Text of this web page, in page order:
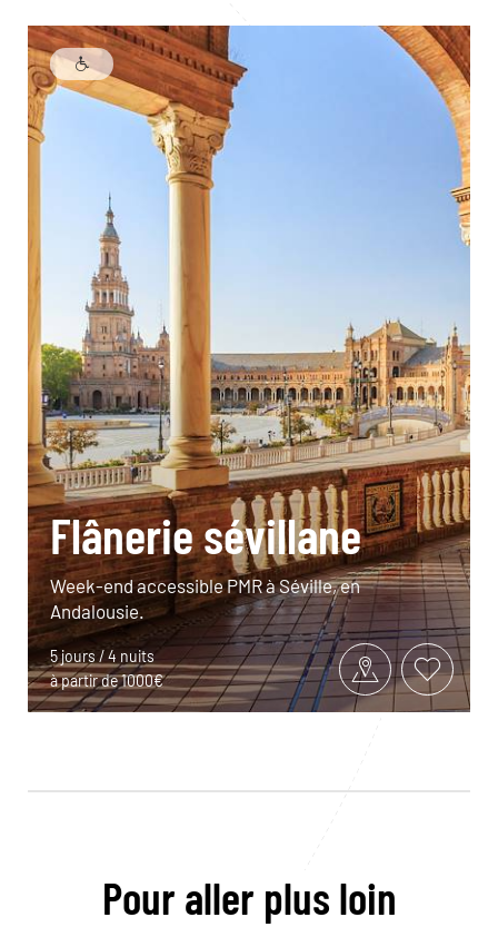
Flânerie sévillane
Week-end accessible PMR à Séville, en
Andalousie.
5 jours / 4 nuits
à partir de 1000€
Pour aller plus loin